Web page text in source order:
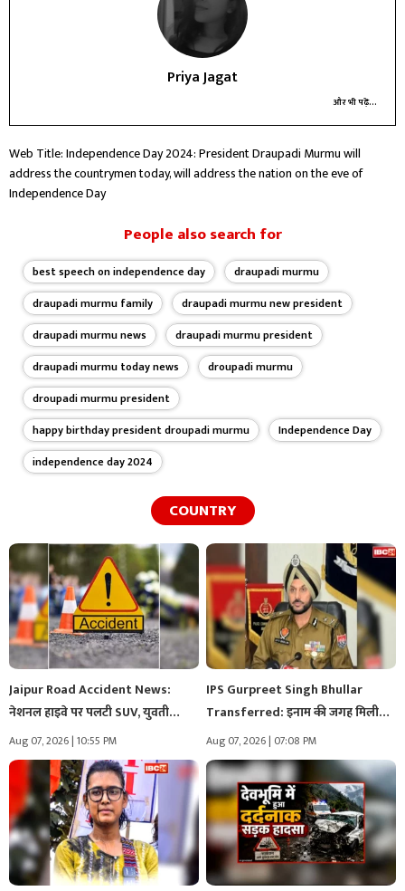
Priya Jagat
और भी पढ़ें...
Web Title: Independence Day 2024: President Draupadi Murmu will
address the countrymen today, will address the nation on the eve of
Independence Day
People also search for
best speech on independence day
draupadi murmu
draupadi murmu family
draupadi murmu new president
draupadi murmu news
draupadi murmu president
draupadi murmu today news
droupadi murmu
droupadi murmu president
happy birthday president droupadi murmu
Independence Day
independence day 2024
COUNTRY
Jaipur Road Accident News:
नेशनल हाइवे पर पलटी SUV, युवती…
Aug 07, 2026 | 10:55 PM
IPS Gurpreet Singh Bhullar
Transferred: इनाम की जगह मिली
सजा!..…
Aug 07, 2026 | 07:08 PM